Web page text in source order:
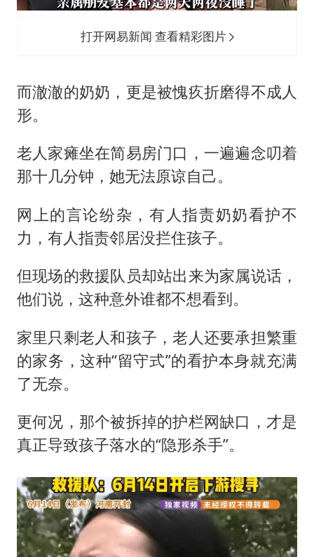
打开网易新闻 查看精彩图片
而澈澈的奶奶，更是被愧疚折磨得不成人
形。
老人家瘫坐在简易房门口，一遍遍念叨着
那十几分钟，她无法原谅自己。
网上的言论纷杂，有人指责奶奶看护不
力，有人指责邻居没拦住孩子。
但现场的救援队员却站出来为家属说话，
他们说，这种意外谁都不想看到。
家里只剩老人和孩子，老人还要承担繁重
的家务，这种“留守式”的看护本身就充满
了无奈。
更何况，那个被拆掉的护栏网缺口，才是
真正导致孩子落水的“隐形杀手”。